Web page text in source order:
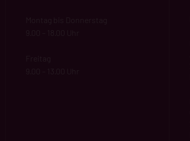
Montag bis Donnerstag
9.00 – 18.00 Uhr
Freitag
9.00 – 13.00 Uhr